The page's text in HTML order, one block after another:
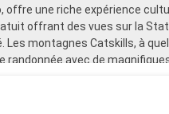
offre une riche expérience
offrant des vues sur la
Les montagnes Catskills, à
randonnée avec de